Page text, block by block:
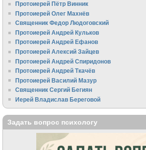
Протоиерей Пётр Винник
Протоиерей Олег Махнёв
Священник Федор Людоговский
Протоиерей Андрей Кульков
Протоиерей Андрей Ефанов
Протоиерей Алексий Зайцев
Протоиерей Андрей Спиридонов
Протоиерей Андрей Ткачёв
Протоиерей Василий Мазур
Священник Сергий Бегиян
Иерей Владислав Береговой
Задать вопрос психологу